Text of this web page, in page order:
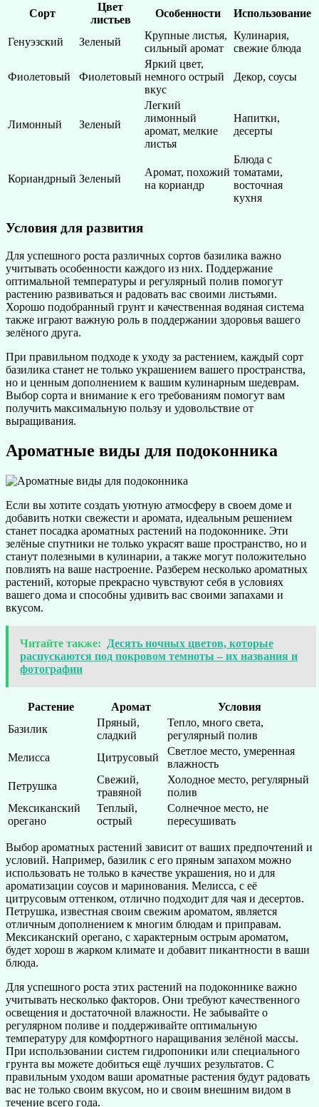
Сорт
Цвет
листьев
Особенности Использование
Генуэзский Зеленый
Крупные листья,
сильный аромат
Кулинария,
свежие блюда
Фиолетовый Фиолетовый
Яркий цвет,
немного острый
вкус
Декор, соусы
Лимонный Зеленый
Легкий
лимонный
аромат, мелкие
листья
Напитки,
десерты
Кориандрный Зеленый
Аромат, похожий
на кориандр
Блюда с
томатами,
восточная
кухня
Условия для развития
Для успешного роста различных сортов базилика важно
учитывать особенности каждого из них. Поддержание
оптимальной температуры и регулярный полив помогут
растению развиваться и радовать вас своими листьями.
Хорошо подобранный грунт и качественная водяная система
также играют важную роль в поддержании здоровья вашего
зелёного друга.
При правильном подходе к уходу за растением, каждый сорт
базилика станет не только украшением вашего пространства,
но и ценным дополнением к вашим кулинарным шедеврам.
Выбор сорта и внимание к его требованиям помогут вам
получить максимальную пользу и удовольствие от
выращивания.
Ароматные виды для подоконника
Если вы хотите создать уютную атмосферу в своем доме и
добавить нотки свежести и аромата, идеальным решением
станет посадка ароматных растений на подоконнике. Эти
зелёные спутники не только украсят ваше пространство, но и
станут полезными в кулинарии, а также могут положительно
повлиять на ваше настроение. Разберем несколько ароматных
растений, которые прекрасно чувствуют себя в условиях
вашего дома и способны удивить вас своими запахами и
вкусом.
Читайте также:
Десять ночных цветов, которые
распускаются под покровом темноты – их названия и
фотографии
Растение Аромат
Условия
Базилик
Пряный,
сладкий
Тепло, много света,
регулярный полив
Мелисса
Цитрусовый
Светлое место, умеренная
влажность
Петрушка
Свежий,
травяной
Холодное место, регулярный
полив
Мексиканский
орегано
Теплый,
острый
Солнечное место, не
пересушивать
Выбор ароматных растений зависит от ваших предпочтений и
условий. Например, базилик с его пряным запахом можно
использовать не только в качестве украшения, но и для
ароматизации соусов и маринования. Мелисса, с её
цитрусовым оттенком, отлично подходит для чая и десертов.
Петрушка, известная своим свежим ароматом, является
отличным дополнением к многим блюдам и приправам.
Мексиканский орегано, с характерным острым ароматом,
будет хорош в жарком климате и добавит пикантности в ваши
блюда.
Для успешного роста этих растений на подоконнике важно
учитывать несколько факторов. Они требуют качественного
освещения и достаточной влажности. Не забывайте о
регулярном поливе и поддерживайте оптимальную
температуру для комфортного наращивания зелёной массы.
При использовании систем гидропоники или специального
грунта вы можете добиться ещё лучших результатов. С
правильным уходом ваши ароматные растения будут радовать
вас не только своим вкусом, но и своим внешним видом в
течение всего года.